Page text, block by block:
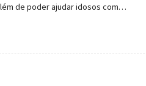
de poder ajudar idosos com…